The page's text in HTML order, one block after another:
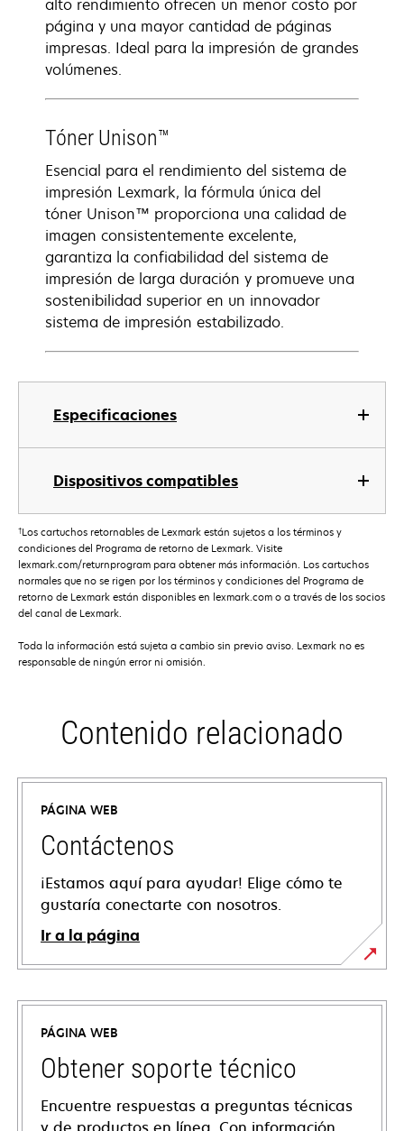
Especificaciones
Dispositivos compatibles
alto rendimiento ofrecen un menor costo por
página y una mayor cantidad de páginas
impresas. Ideal para la impresión de grandes
volúmenes.
Tóner Unison™
Esencial para el rendimiento del sistema de
impresión Lexmark, la fórmula única del
tóner Unison™ proporciona una calidad de
imagen consistentemente excelente,
garantiza la confiabilidad del sistema de
impresión de larga duración y promueve una
sostenibilidad superior en un innovador
sistema de impresión estabilizado.
†Los cartuchos retornables de Lexmark están sujetos a los términos y
condiciones del Programa de retorno de Lexmark. Visite
lexmark.com/returnprogram para obtener más información. Los cartuchos
normales que no se rigen por los términos y condiciones del Programa de
retorno de Lexmark están disponibles en lexmark.com o a través de los socios
del canal de Lexmark.
Toda la información está sujeta a cambio sin previo aviso. Lexmark no es
responsable de ningún error ni omisión.
Contenido relacionado
PÁGINA WEB
Contáctenos
¡Estamos aquí para ayudar! Elige cómo te
gustaría conectarte con nosotros.
Ir a la página
PÁGINA WEB
Obtener soporte técnico
Encuentre respuestas a preguntas técnicas